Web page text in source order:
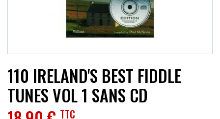
110 IRELAND'S BEST FIDDLE
TUNES VOL 1 SANS CD
TTC
ACCESSOIRES
EFFETS
PROMOTIONS